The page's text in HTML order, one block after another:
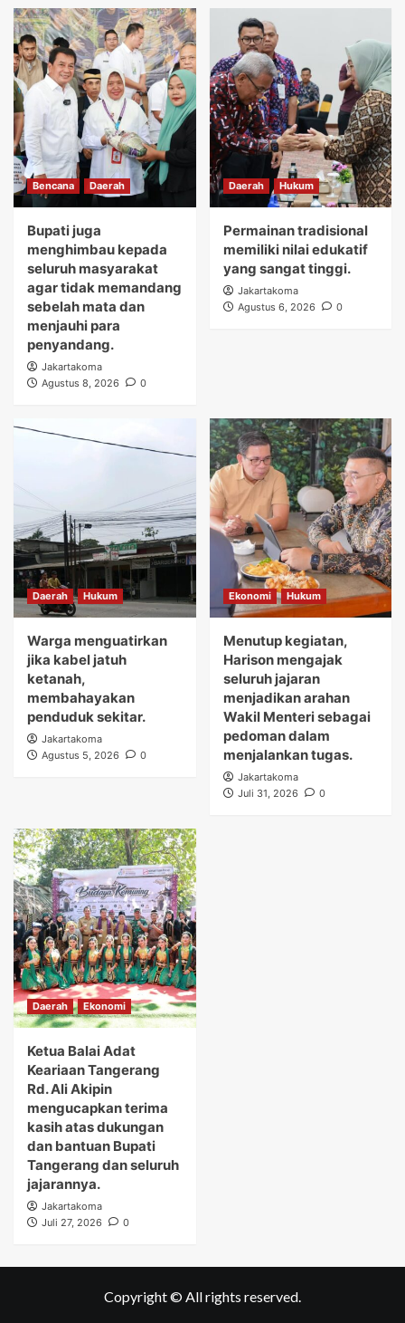
Bencana Daerah
Bupati juga
menghimbau kepada
seluruh masyarakat
agar tidak memandang
sebelah mata dan
menjauhi para
penyandang.
Jakartakoma
Agustus 8, 2026
0
Daerah Hukum
Permainan tradisional
memiliki nilai edukatif
yang sangat tinggi.
Jakartakoma
Agustus 6, 2026
0
Daerah Hukum
Warga menguatirkan
jika kabel jatuh
ketanah,
membahayakan
penduduk sekitar.
Jakartakoma
Agustus 5, 2026
0
Ekonomi Hukum
Menutup kegiatan,
Harison mengajak
seluruh jajaran
menjadikan arahan
Wakil Menteri sebagai
pedoman dalam
menjalankan tugas.
Jakartakoma
Juli 31, 2026
0
Daerah Ekonomi
Ketua Balai Adat
Keariaan Tangerang
Rd. Ali Akipin
mengucapkan terima
kasih atas dukungan
dan bantuan Bupati
Tangerang dan seluruh
jajarannya.
Jakartakoma
Juli 27, 2026
0
Copyright © All rights reserved.